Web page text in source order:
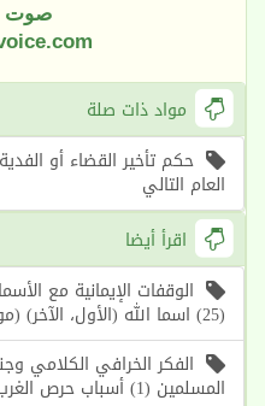
صوت
مواد ذات صلة
حكم تأخير القضاء أو
العام التالي
اقرأ أيضا
الوقفات الإيمانية مع
(25) اسما الله (الأول، الآخر) (موعظة الأسبوع)
الفكر الخرافي الكلامي
المسلمين (1) أسباب حرص الغرب على إحياء هذا الفكر (1)